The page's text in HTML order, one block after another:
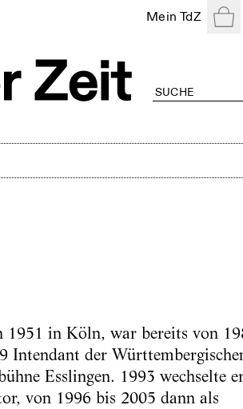
Mein TdZ
1951 in Köln, war bereits von
Intendant der
Esslingen. 1993 wechselte
von 1996 bis 2005 dann als